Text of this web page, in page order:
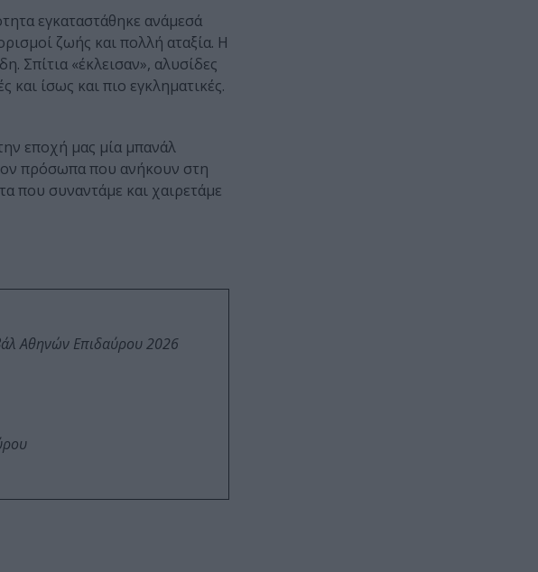
εγκαταστάθηκε ανάμεσά
ζωής και πολλή αταξία. Η
Σπίτια «έκλεισαν», αλυσίδες
και ίσως και πιο εγκληματικές.
εποχή μας μία μπανάλ
πρόσωπα που ανήκουν στη
που συναντάμε και χαιρετάμε
Αθηνών Επιδαύρου 2026